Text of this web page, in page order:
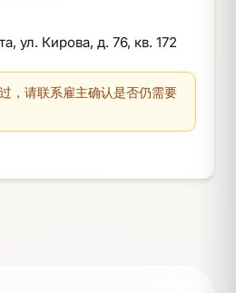
ул. Кирова, д. 76, кв. 172
，请联系雇主确认是否仍需要